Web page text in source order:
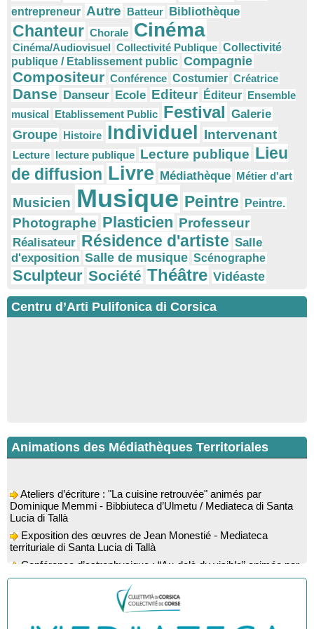
entrepreneur Autre Batteur Bibliothèque
Chanteur Chorale Cinéma
Cinéma/Audiovisuel Collectivité Publique Collectivité
publique / Etablissement public Compagnie
Compositeur Conférence Costumier Créatrice
Danse Danseur Ecole Editeur Éditeur Ensemble
musical Etablissement Public Festival Galerie
Groupe Histoire Individuel Intervenant
Lecture lecture publique Lecture publique Lieu
de diffusion Livre Médiathèque Métier d'art
Musicien Musique Peintre Peintre.
Photographe Plasticien Professeur
Réalisateur Résidence d'artiste Salle
d'exposition Salle de musique Scénographe
Sculpteur Société Théâtre Vidéaste
Centru d’Arti Pulifonica di Corsica
Animations des Médiathèques Territoriales
Dominique Memmi - Bibbiuteca d’Ulmetu / Mediateca di Santa
Lucia di Tallà
territuriale di Santa Lucia di Tallà
Bicchisgià
Exposition des œuvres de Dominique Malberti Morin :
"Racines, peintures acryliques et aquarelles" - Mediateca